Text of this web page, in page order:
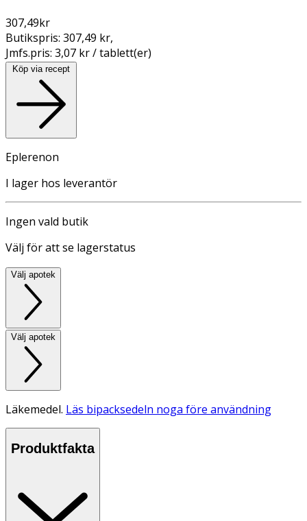
307,49kr
Butikspris: 307,49 kr,
Jmfs.pris: 3,07 kr / tablett(er)
Köp via recept
Eplerenon
I lager hos leverantör
Ingen vald butik
Välj för att se lagerstatus
Välj apotek
Välj apotek
Läkemedel. Läs bipacksedeln noga före användning
Produktfakta